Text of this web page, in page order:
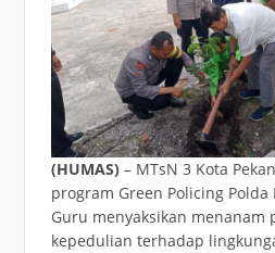
(HUMAS)– MTsN 3 Kota
program Green Policing Polda
Guru menyaksikan menanam
kepedulian terhadap